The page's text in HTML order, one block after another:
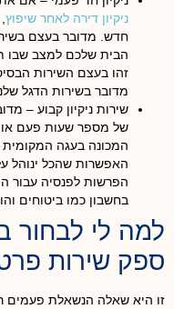
ניקיון דירה לאחר שיפוץ
חדש. מדובר בעצם
הבית שלכם למצב שבו
זהו בעצם השירות
מדובר בשירות הדגל
שירות ניקיון קבוע –
של מספר שעות פעם או
המכונה בעגה המקומית
האפשרות שהכל ינוהל
הפרשות לפנסיה עבור
בחשבון כמו ביטוחים
למה לי לבחור
ספק שירות
זו היא שאלה הנשאלת פעמים